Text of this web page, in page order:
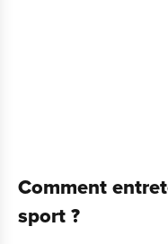
Comment
sport ?